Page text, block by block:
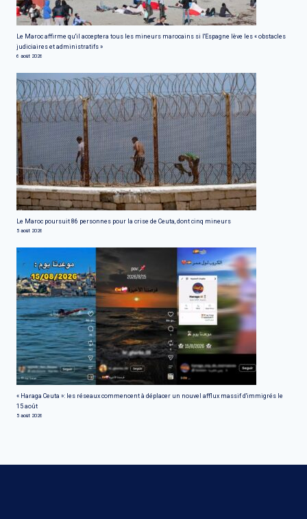
Le Maroc affirme qu'il acceptera tous les mineurs marocains si l'Espagne lève les « obstacles
judiciaires et administratifs »
6 août 2026
Le Maroc poursuit 86 personnes pour la crise de Ceuta, dont cinq mineurs
5 août 2026
« Haraga Ceuta »: les réseaux commencent à déplacer un nouvel afflux massif d'immigrés le
15 août
5 août 2026